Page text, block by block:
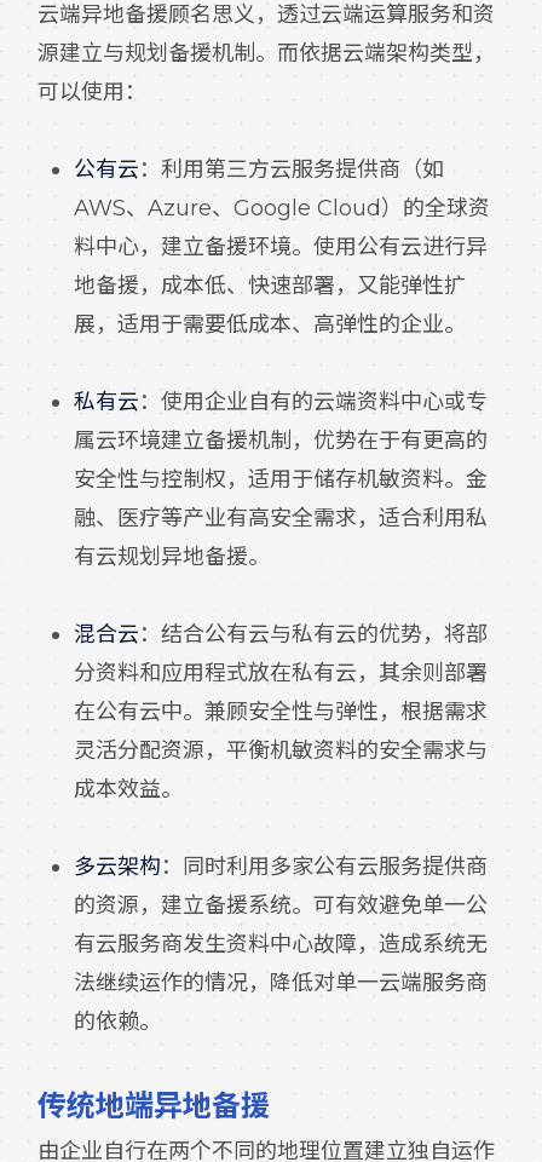
云端异地备援顾名思义，透过云端运算服务和资
源建立与规划备援机制。而依据云端架构类型，
可以使用：
公有云：利用第三方云服务提供商（如
AWS、Azure、Google Cloud）的全球资
料中心，建立备援环境。使用公有云进行异
地备援，成本低、快速部署，又能弹性扩
展，适用于需要低成本、高弹性的企业。
私有云：使用企业自有的云端资料中心或专
属云环境建立备援机制，优势在于有更高的
安全性与控制权，适用于储存机敏资料。金
融、医疗等产业有高安全需求，适合利用私
有云规划异地备援。
混合云：结合公有云与私有云的优势，将部
分资料和应用程式放在私有云，其余则部署
在公有云中。兼顾安全性与弹性，根据需求
灵活分配资源，平衡机敏资料的安全需求与
成本效益。
多云架构：同时利用多家公有云服务提供商
的资源，建立备援系统。可有效避免单一公
有云服务商发生资料中心故障，造成系统无
法继续运作的情况，降低对单一云端服务商
的依赖。
传统地端异地备援
由企业自行在两个不同的地理位置建立独自运作